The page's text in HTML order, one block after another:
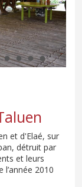
et d'Elaé, sur
détruit par
et leurs
2010